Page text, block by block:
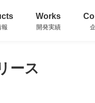
報
Works
開発実績
ース